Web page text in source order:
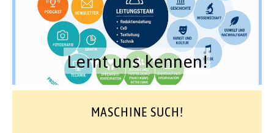
Lernt uns kennen!
MASCHINE SUCH!